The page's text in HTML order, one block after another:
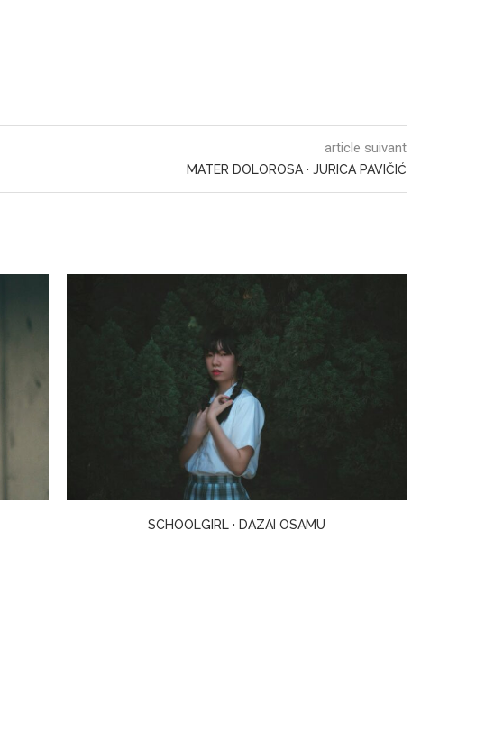
article suivant
MATER DOLOROSA · JURICA PAVIČIĆ
LE PASSE-PARTOUT · TOGAWA MASAKO